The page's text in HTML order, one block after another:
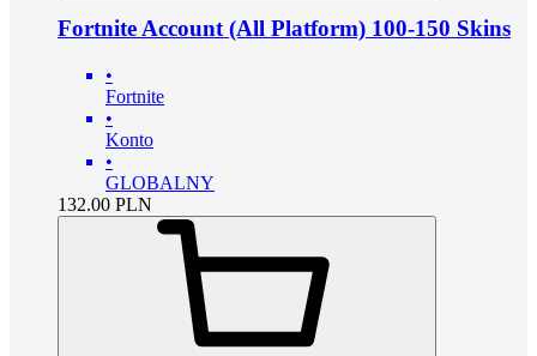
Fortnite Account (All Platform) 100-150 Skins
•
Fortnite
•
Konto
•
GLOBALNY
132.00 PLN